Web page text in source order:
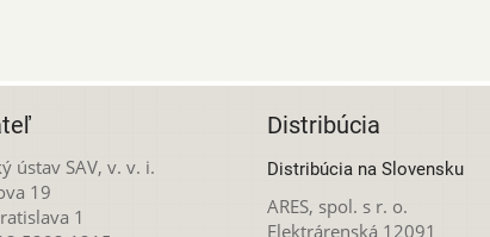
ústav SAV, v. v. i.
19
1
Distribúcia
Distribúcia na Slovensku
ARES, spol. s r. o.
Elektrárenská 12091